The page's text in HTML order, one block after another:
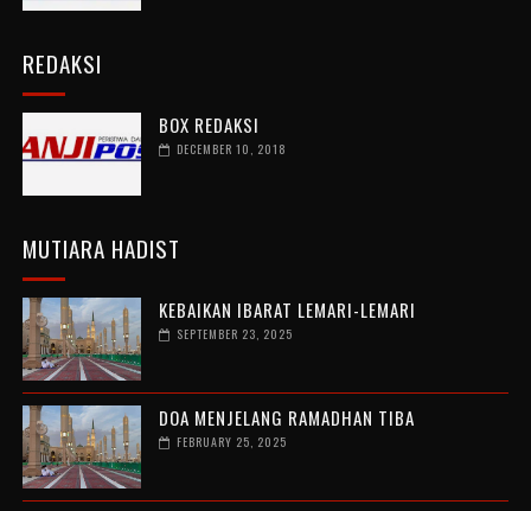
REDAKSI
BOX REDAKSI
DECEMBER 10, 2018
MUTIARA HADIST
KEBAIKAN IBARAT LEMARI-LEMARI
SEPTEMBER 23, 2025
DOA MENJELANG RAMADHAN TIBA
FEBRUARY 25, 2025